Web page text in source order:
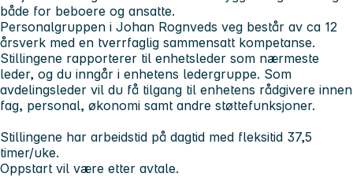
både for beboere og ansatte.
Personalgruppen i Johan Rognveds veg består av ca 12
årsverk med en tverrfaglig sammensatt kompetanse.
Stillingene rapporterer til enhetsleder som nærmeste
leder, og du inngår i enhetens ledergruppe. Som
avdelingsleder vil du få tilgang til enhetens rådgivere innen
fag, personal, økonomi samt andre støttefunksjoner.
Stillingene har arbeidstid på dagtid med fleksitid 37,5
timer/uke.
Oppstart vil være etter avtale.